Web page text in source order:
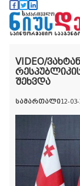
VIDEO/
შეხვდა
სამართალი12-